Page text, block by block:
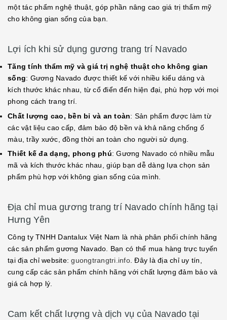
một tác phẩm nghệ thuật, góp phần nâng cao giá trị thẩm mỹ
cho không gian sống của bạn.
Lợi ích khi sử dụng gương trang trí Navado
Tăng tính thẩm mỹ và giá trị nghệ thuật cho không gian
sống: Gương Navado được thiết kế với nhiều kiểu dáng và
kích thước khác nhau, từ cổ điển đến hiện đại, phù hợp với mọi
phong cách trang trí.
Chất lượng cao, bền bỉ và an toàn: Sản phẩm được làm từ
các vật liệu cao cấp, đảm bảo độ bền và khả năng chống ố
màu, trầy xước, đồng thời an toàn cho người sử dụng.
Thiết kế đa dạng, phong phú: Gương Navado có nhiều mẫu
mã và kích thước khác nhau, giúp bạn dễ dàng lựa chọn sản
phẩm phù hợp với không gian sống của mình.
Địa chỉ mua gương trang trí Navado chính hãng tại
Hưng Yên
Công ty TNHH Dantalux Việt Nam là nhà phân phối chính hãng
các sản phẩm gương Navado. Bạn có thể mua hàng trực tuyến
tại địa chỉ website:guongtrangtri.info. Đây là địa chỉ uy tín,
cung cấp các sản phẩm chính hãng với chất lượng đảm bảo và
giá cả hợp lý.
Cam kết chất lượng và dịch vụ của Navado tại